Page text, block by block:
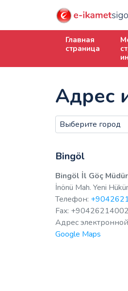
Главная
страница
Адрес
Bingöl
Bingöl İl Göç
İnönü Mah. Yeni
Телефон:
Fax:
Адрес
Google Maps